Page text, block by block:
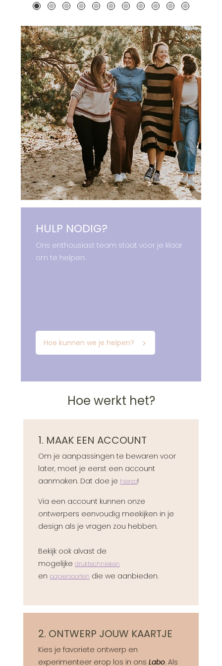
Reebruin • A6 postkaart Leembruin • A6
HULP NODIG?
Ons enthousiast team staat voor je klaar
om te helpen.
Hoe kunnen we je helpen?
Hoe werkt het?
1. MAAK EEN ACCOUNT
Om je aanpassingen te bewaren voor
later, moet je eerst een account
aanmaken. Dat doe je hierzo!
Via een account kunnen onze
ontwerpers eenvoudig meekijken in je
design als je vragen zou hebben.
Bekijk ook alvast de
mogelijke druktechnieken
en papiersoorten die we aanbieden.
2. ONTWERP JOUW KAARTJE
Kies je favoriete ontwerp en
experimenteer erop los in ons Labo. Als